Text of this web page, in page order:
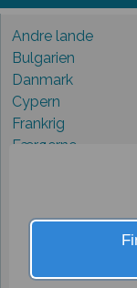
Andre lande
Bulgarien
Danmark
Cypern
Frankrig
Færøerne
Portugal